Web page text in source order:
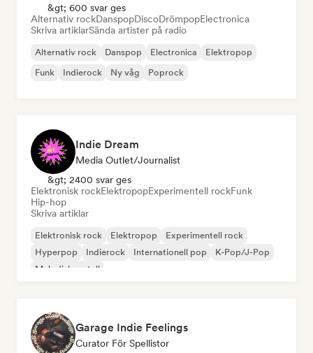
&gt; 600 svar ges
Alternativ rockDanspopDiscoDrömpopElectronica
Skriva artiklarSända artister på radio
Alternativ rock Danspop Electronica
Elektropop
Funk
Indierock Ny våg Poprock
Indie Dream
Media Outlet/Journalist
&gt; 2400 svar ges
Elektronisk rockElektropopExperimentell rockFunk
Hip-hop
Skriva artiklar
Elektronisk rock Elektropop
Experimentell rock
Hyperpop
Indierock Internationell pop
K-Pop/J-Pop
Melodisk metall
Garage Indie Feelings
Curator För Spellistor